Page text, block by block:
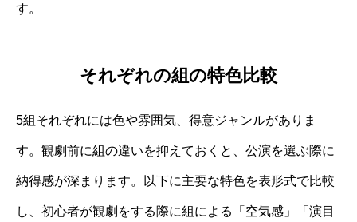
す。
それぞれの組の特色比較
5組それぞれには色や雰囲気、得意ジャンルがありま
す。観劇前に組の違いを抑えておくと、公演を選ぶ際に
納得感が深まります。以下に主要な特色を表形式で比較
し、初心者が観劇をする際に組による「空気感」「演目